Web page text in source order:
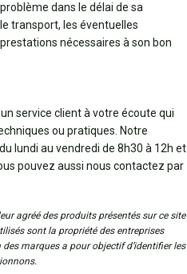
dans le délai de sa
transport, les éventuelles
nécessaires à son bon
service client à votre écoute qui
ou pratiques. Notre
lundi au vendredi de 8h30 à 12h et
pouvez aussi nous contactez par
agréé des produits présentés sur ce site
sont la propriété des entreprises
marques a pour objectif d’identifier les